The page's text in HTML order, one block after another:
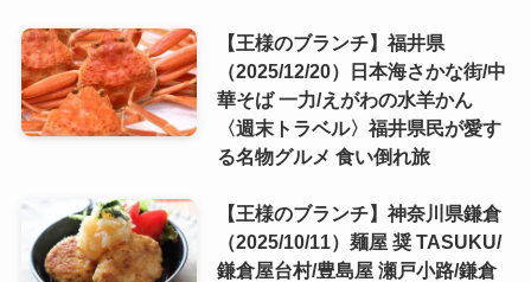
【王様のブランチ】福井県
（2025/12/20）日本海さかな街/中
華そば 一力/えがわの水羊かん
〈週末トラベル〉福井県民が愛す
る名物グルメ 食い倒れ旅
【王様のブランチ】神奈川県鎌倉
（2025/10/11）麺屋 奨 TASUKU/
鎌倉屋台村/豊島屋 瀬戸小路/鎌倉